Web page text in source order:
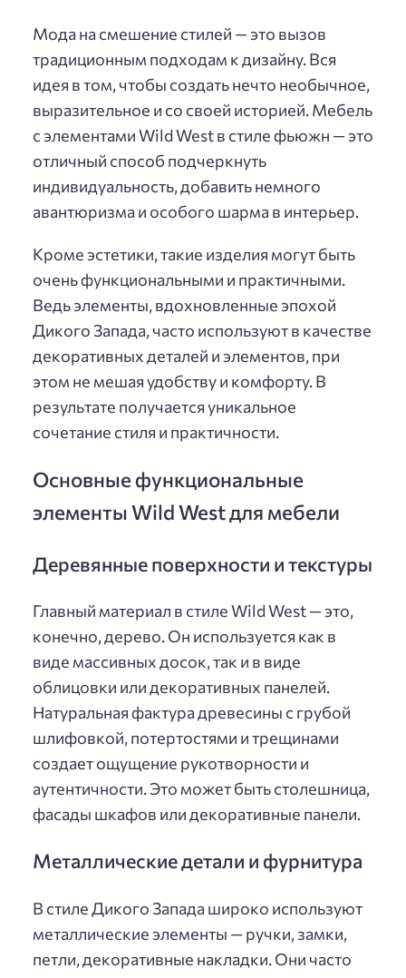
Мода на смешение стилей — это вызов
традиционным подходам к дизайну. Вся
идея в том, чтобы создать нечто необычное,
выразительное и со своей историей. Мебель
с элементами Wild West в стиле фьюжн — это
отличный способ подчеркнуть
индивидуальность, добавить немного
авантюризма и особого шарма в интерьер.
Кроме эстетики, такие изделия могут быть
очень функциональными и практичными.
Ведь элементы, вдохновленные эпохой
Дикого Запада, часто используют в качестве
декоративных деталей и элементов, при
этом не мешая удобству и комфорту. В
результате получается уникальное
сочетание стиля и практичности.
Основные функциональные
элементы Wild West для мебели
Деревянные поверхности и текстуры
Главный материал в стиле Wild West — это,
конечно, дерево. Он используется как в
виде массивных досок, так и в виде
облицовки или декоративных панелей.
Натуральная фактура древесины с грубой
шлифовкой, потертостями и трещинами
создает ощущение рукотворности и
аутентичности. Это может быть столешница,
фасады шкафов или декоративные панели.
Металлические детали и фурнитура
В стиле Дикого Запада широко используют
металлические элементы — ручки, замки,
петли, декоративные накладки. Они часто